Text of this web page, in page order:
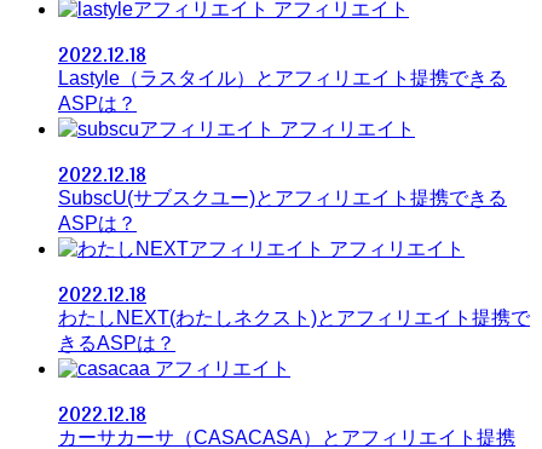
アフィリエイト
2022.12.18
Lastyle（ラスタイル）とアフィリエイト提携できる
ASPは？
アフィリエイト
2022.12.18
SubscU(サブスクユー)とアフィリエイト提携できる
ASPは？
アフィリエイト
2022.12.18
わたしNEXT(わたしネクスト)とアフィリエイト提携で
きるASPは？
アフィリエイト
2022.12.18
カーサカーサ（CASACASA）とアフィリエイト提携